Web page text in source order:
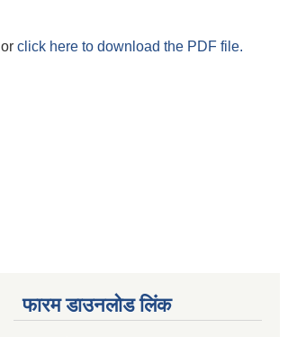
or click here to download the PDF file.
फारम डाउनलोड लिंक